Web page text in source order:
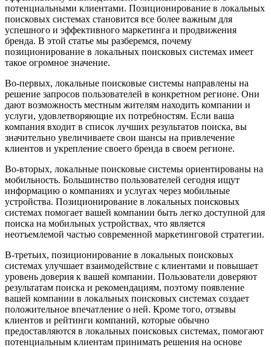
потенциальными клиентами. Позиционирование в локальных
поисковых системах становится все более важным для
успешного и эффективного маркетинга и продвижения
бренда. В этой статье мы разберемся, почему
позиционирование в локальных поисковых системах имеет
такое огромное значение.
Во-первых, локальные поисковые системы направлены на
решение запросов пользователей в конкретном регионе. Они
дают возможность местным жителям находить компании и
услуги, удовлетворяющие их потребностям. Если ваша
компания входит в список лучших результатов поиска, вы
значительно увеличиваете свои шансы на привлечение
клиентов и укрепление своего бренда в своем регионе.
Во-вторых, локальные поисковые системы ориентированы на
мобильность. Большинство пользователей сегодня ищут
информацию о компаниях и услугах через мобильные
устройства. Позиционирование в локальных поисковых
системах помогает вашей компании быть легко доступной для
поиска на мобильных устройствах, что является
неотъемлемой частью современной маркетинговой стратегии.
В-третьих, позиционирование в локальных поисковых
системах улучшает взаимодействие с клиентами и повышает
уровень доверия к вашей компании. Пользователи доверяют
результатам поиска и рекомендациям, поэтому появление
вашей компании в локальных поисковых системах создает
положительное впечатление о ней. Кроме того, отзывы
клиентов и рейтинги компаний, которые обычно
предоставляются в локальных поисковых системах, помогают
потенциальным клиентам принимать решения на основе